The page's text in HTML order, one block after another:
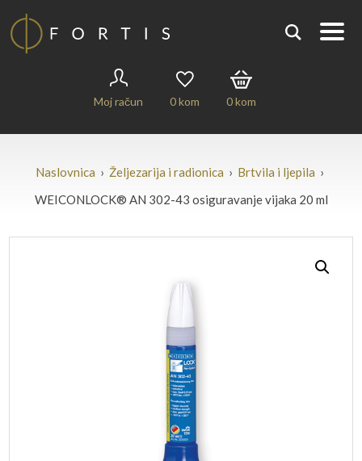
Moj račun 0kom 0kom
Naslovnica › Željezarija i radionica › Brtvila i ljepila ›
WEICONLOCK® AN 302-43 osiguravanje vijaka 20 ml